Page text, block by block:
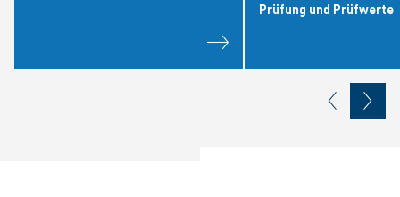
Prüfung und Prüfwerte